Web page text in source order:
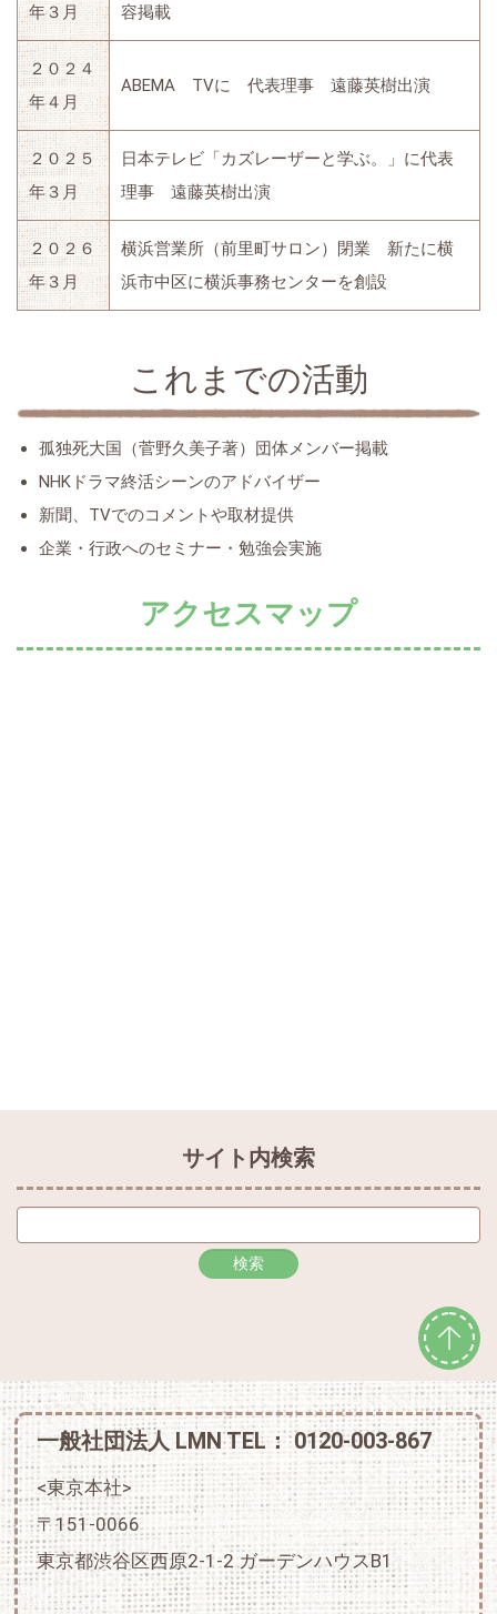
年３月
容掲載
２０２４
年４月
ABEMA TVに 代表理事 遠藤英樹出演
２０２５
年３月
日本テレビ「カズレーザーと学ぶ。」に代表
理事 遠藤英樹出演
２０２６
年３月
横浜営業所（前里町サロン）閉業 新たに横
浜市中区に横浜事務センターを創設
これまでの活動
孤独死大国（菅野久美子著）団体メンバー掲載
NHKドラマ終活シーンのアドバイザー
新聞、TVでのコメントや取材提供
企業・行政へのセミナー・勉強会実施
アクセスマップ
サイト内検索
一般社団法人 LMN TEL： 0120-003-867
<東京本社>
〒151-0066
東京都渋谷区西原2-1-2 ガーデンハウスB1